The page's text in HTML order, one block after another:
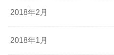
2018年2月
2018年1月